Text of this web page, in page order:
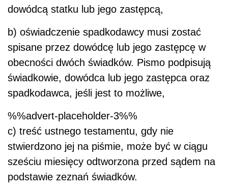
dowódcą statku lub jego zastępcą,
b) oświadczenie spadkodawcy musi zostać
spisane przez dowódcę lub jego zastępcę w
obecności dwóch świadków. Pismo podpisują
świadkowie, dowódca lub jego zastępca oraz
spadkodawca, jeśli jest to możliwe,
%%advert-placeholder-3%%
c) treść ustnego testamentu, gdy nie
stwierdzono jej na piśmie, może być w ciągu
sześciu miesięcy odtworzona przed sądem na
podstawie zeznań świadków.